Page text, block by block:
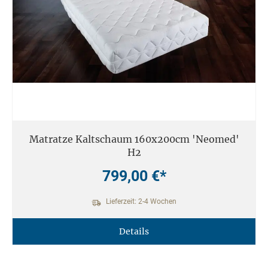
Matratze Kaltschaum 160x200cm 'Neomed'
H2
799,00 €*
Lieferzeit: 2-4 Wochen
Details